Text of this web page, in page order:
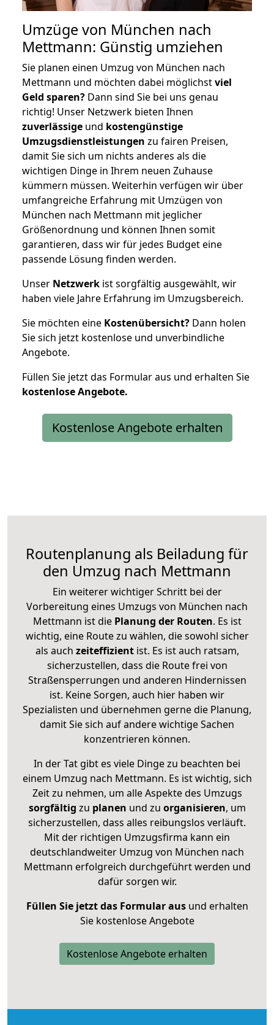
Umzüge von München nach
Mettmann: Günstig umziehen
Sie planen einen Umzug von München nach
Mettmann und möchten dabei möglichstviel
Geld sparen? Dann sind Sie bei uns genau
richtig! Unser Netzwerk bieten Ihnen
zuverlässige und kostengünstige
Umzugsdienstleistungen zu fairen Preisen,
damit Sie sich um nichts anderes als die
wichtigen Dinge in Ihrem neuen Zuhause
kümmern müssen. Weiterhin verfügen wir über
umfangreiche Erfahrung mit Umzügen von
München nach Mettmann mit jeglicher
Größenordnung und können Ihnen somit
garantieren, dass wir für jedes Budget eine
passende Lösung finden werden.
Unser Netzwerk ist sorgfältig ausgewählt, wir
haben viele Jahre Erfahrung im Umzugsbereich.
Sie möchten eine Kostenübersicht? Dann holen
Sie sich jetzt kostenlose und unverbindliche
Angebote.
Füllen Sie jetzt das Formular aus und erhalten Sie
kostenloseAngebote.
Kostenlose Angebote erhalten
Routenplanung als Beiladung für
den Umzug nach Mettmann
Ein weiterer wichtiger Schritt bei der
Vorbereitung eines Umzugs von München nach
Mettmann ist diePlanung der Routen. Es ist
wichtig, eine Route zu wählen, die sowohl sicher
als auch zeiteffizientist. Es ist auch ratsam,
sicherzustellen, dass die Route frei von
Straßensperrungen und anderen Hindernissen
ist. Keine Sorgen, auch hier haben wir
Spezialisten und übernehmen gerne die Planung,
damit Sie sich auf andere wichtige Sachen
konzentrieren können.
In der Tat gibt es viele Dinge zu beachten bei
einem Umzug nach Mettmann. Es ist wichtig, sich
Zeit zu nehmen, um alle Aspekte des Umzugs
sorgfältig zu planen und zu organisieren, um
sicherzustellen, dass alles reibungslos verläuft.
Mit der richtigen Umzugsfirma kann ein
deutschlandweiter Umzug von München nach
Mettmann erfolgreich durchgeführt werden und
dafür sorgen wir.
Füllen Sie jetzt das Formular ausund erhalten
Sie kostenlose Angebote
Kostenlose Angebote erhalten